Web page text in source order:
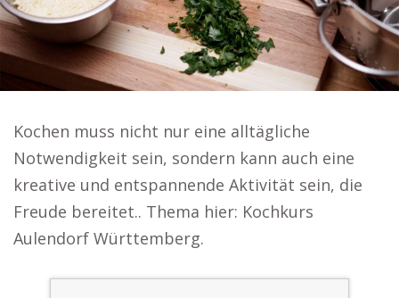
Kochen muss nicht nur eine alltägliche
Notwendigkeit sein, sondern kann auch eine
kreative und entspannende Aktivität sein, die
Freude bereitet.. Thema hier: Kochkurs
Aulendorf Württemberg.